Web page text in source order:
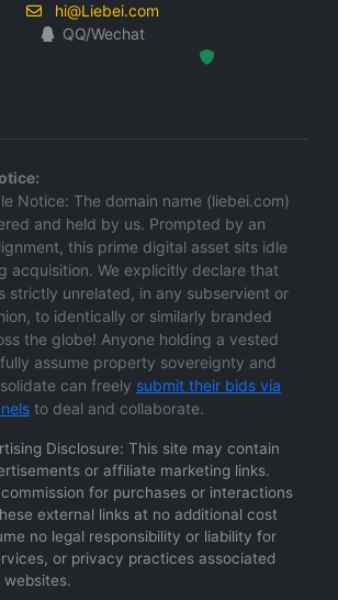
hi@Liebei.com
QQ/Wechat
Notice: The domain name (liebei.com)
and held by us. Prompted by an
this prime digital asset sits idle
acquisition. We explicitly declare that
strictly unrelated, in any subservient or
to identically or similarly branded
the globe! Anyone holding a vested
assume property sovereignty and
can freely submit their bids via
to deal and collaborate.
Disclosure: This site may contain
or affiliate marketing links.
for purchases or interactions
external links at no additional cost
no legal responsibility or liability for
or privacy practices associated